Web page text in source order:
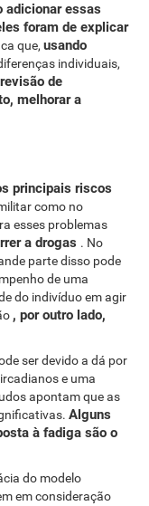
adicionar essas
foram de explicar
que,usando
individuais,
de
melhorar a
principais riscos
como no
esses problemas
a drogas . No
parte disso pode
de uma
do indivíduo em agir
, por outro lado,
ser devido a dá por
e uma
apontam que as
Alguns
à fadiga são o
do modelo
em consideração